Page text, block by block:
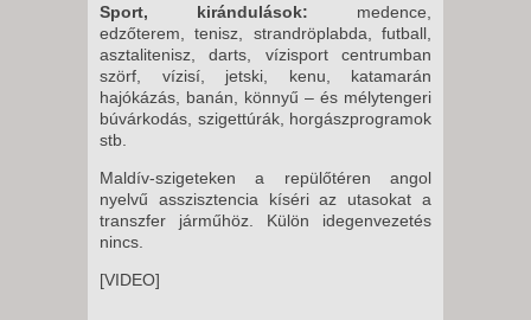
Sport, kirándulások: medence,
edzőterem, tenisz, strandröplabda, futball,
asztalitenisz, darts, vízisport centrumban
szörf, vízisí, jetski, kenu, katamarán
hajókázás, banán, könnyű – és mélytengeri
búvárkodás, szigettúrák, horgászprogramok
stb.
Maldív-szigeteken a repülőtéren angol
nyelvű asszisztencia kíséri az utasokat a
transzfer járműhöz. Külön idegenvezetés
nincs.
[VIDEO]